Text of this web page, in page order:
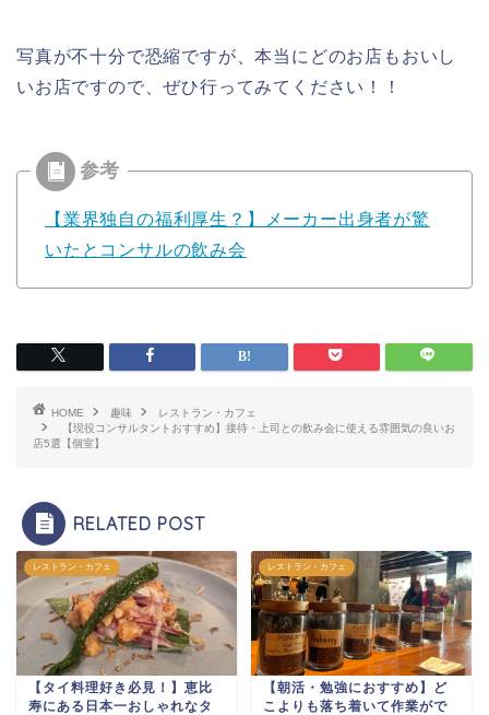
写真が不十分で恐縮ですが、本当にどのお店もおいし
いお店ですので、ぜひ行ってみてください！！
【業界独自の福利厚生？】メーカー出身者が驚
いたとコンサルの飲み会
HOME 趣味
レストラン・カフェ
【現役コンサルタントおすすめ】接待・上司との飲み会に使える雰囲気の良いお
店5選【個室】
RELATED POST
レストラン・カフェ
【タイ料理好き必見！】恵比
寿にある日本一おしゃれなタ
レストラン・カフェ
【朝活・勉強におすすめ】ど
こよりも落ち着いて作業がで